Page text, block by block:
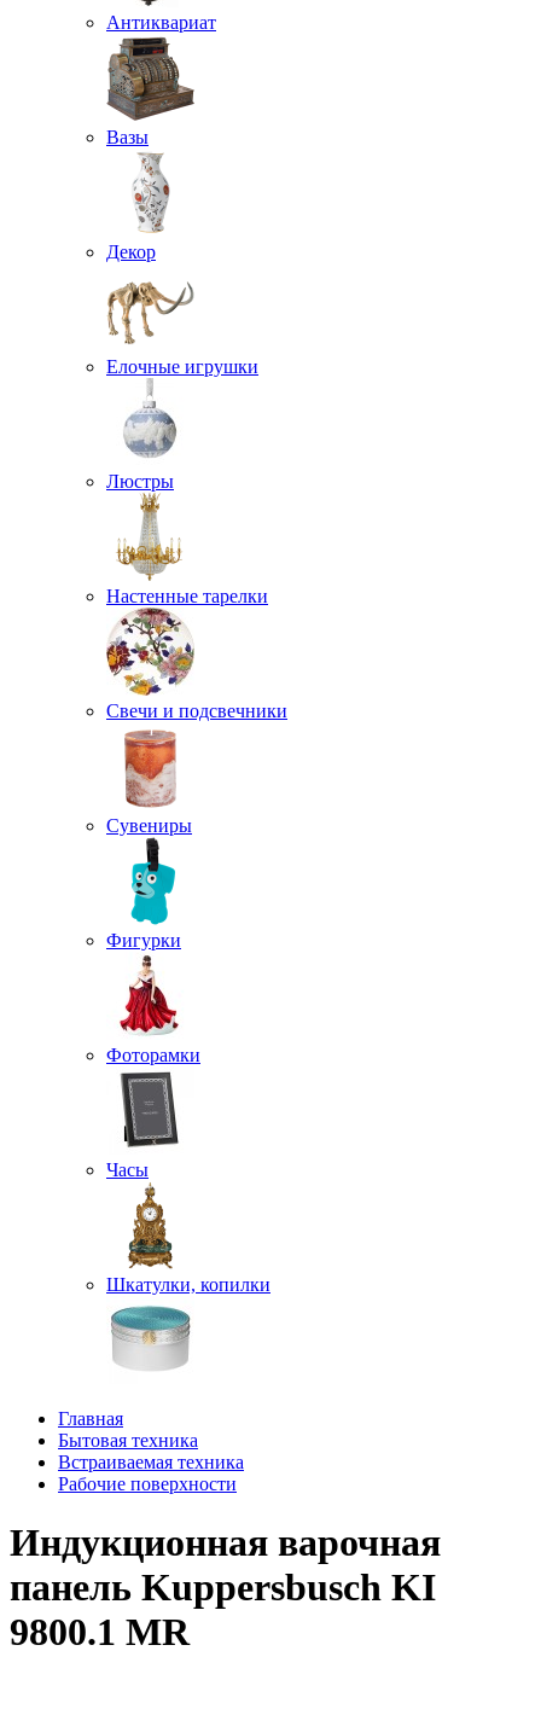
Антиквариат
Вазы
Декор
Елочные игрушки
Люстры
Настенные тарелки
Свечи и подсвечники
Сувениры
Фигурки
Фоторамки
Часы
Шкатулки, копилки
Главная
Бытовая техника
Встраиваемая техника
Рабочие поверхности
Индукционная варочная
панель Kuppersbusch KI
9800.1 MR